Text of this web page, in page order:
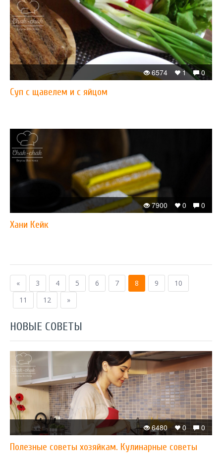
0
1
6574
Суп с щавелем и с яйцом
0
0
7900
Хани Кейк
« 3 4 5 6 7 8 9
10
11
12 »
НОВЫЕ СОВЕТЫ
0
0
6480
Полезные советы хозяйкам. Кулинарные советы